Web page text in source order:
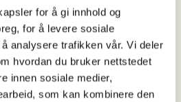
for å gi innhold og
for å levere sosiale
analysere trafikken vår. Vi deler
hvordan du bruker nettstedet
innen sosiale medier,
som kan kombinere den